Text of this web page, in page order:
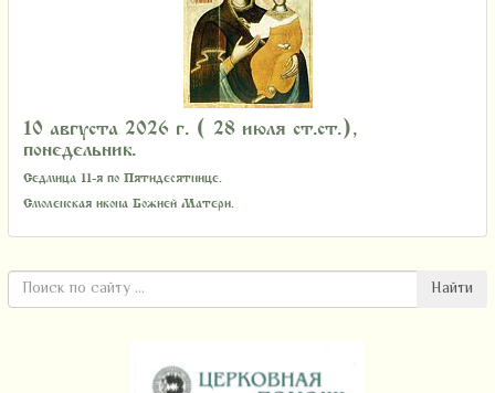
10 августа 2026 г. ( 28 июля ст.ст.),
понедельник.
Седмица 11-я по Пятидесятнице.
Смоленская икона Божией Матери.
Найти